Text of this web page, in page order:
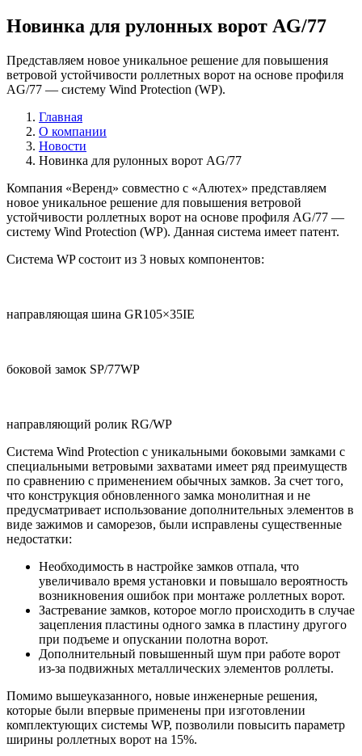
Новинка для рулонных ворот AG/77
Представляем новое уникальное решение для повышения
ветровой устойчивости роллетных ворот на основе профиля
AG/77 — систему Wind Protection (WP).
Главная
О компании
Новости
Новинка для рулонных ворот AG/77
Компания «Веренд» совместно с «Алютех» представляем
новое уникальное решение для повышения ветровой
устойчивости роллетных ворот на основе профиля AG/77 —
систему Wind Protection (WP). Данная система имеет патент.
Система WP состоит из 3 новых компонентов:
направляющая шина GR105×35IE
боковой замок SP/77WP
направляющий ролик RG/WP
Система Wind Protection с уникальными боковыми замками с
специальными ветровыми захватами имеет ряд преимуществ
по сравнению с применением обычных замков. За счет того,
что конструкция обновленного замка монолитная и не
предусматривает использование дополнительных элементов в
виде зажимов и саморезов, были исправлены существенные
недостатки:
Необходимость в настройке замков отпала, что
увеличивало время установки и повышало вероятность
возникновения ошибок при монтаже роллетных ворот.
Застревание замков, которое могло происходить в случае
зацепления пластины одного замка в пластину другого
при подъеме и опускании полотна ворот.
Дополнительный повышенный шум при работе ворот
из-за подвижных металлических элементов роллеты.
Помимо вышеуказанного, новые инженерные решения,
которые были впервые применены при изготовлении
комплектующих системы WP, позволили повысить параметр
ширины роллетных ворот на 15%.